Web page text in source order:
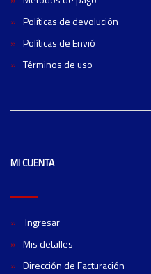
Políticas de devolución
Políticas de Envió
Términos de uso
MI CUENTA
Ingresar
Mis detalles
Dirección de Facturación